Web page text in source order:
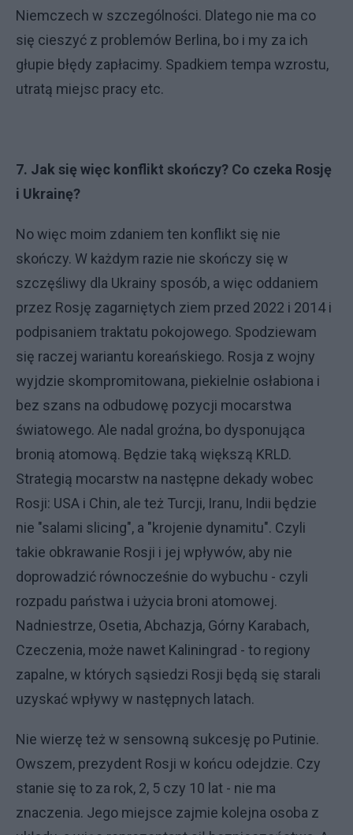
Niemczech w szczególności. Dlatego nie ma co
się cieszyć z problemów Berlina, bo i my za ich
głupie błędy zapłacimy. Spadkiem tempa wzrostu,
utratą miejsc pracy etc.
7. Jak się więc konflikt skończy? Co czeka Rosję
i Ukrainę?
No więc moim zdaniem ten konflikt się nie
skończy. W każdym razie nie skończy się w
szczęśliwy dla Ukrainy sposób, a więc oddaniem
przez Rosję zagarniętych ziem przed 2022 i 2014 i
podpisaniem traktatu pokojowego. Spodziewam
się raczej wariantu koreańskiego. Rosja z wojny
wyjdzie skompromitowana, piekielnie osłabiona i
bez szans na odbudowę pozycji mocarstwa
światowego. Ale nadal groźna, bo dysponująca
bronią atomową. Będzie taką większą KRLD.
Strategią mocarstw na następne dekady wobec
Rosji: USA i Chin, ale też Turcji, Iranu, Indii będzie
nie "salami slicing", a "krojenie dynamitu". Czyli
takie obkrawanie Rosji i jej wpływów, aby nie
doprowadzić równocześnie do wybuchu - czyli
rozpadu państwa i użycia broni atomowej.
Nadniestrze, Osetia, Abchazja, Górny Karabach,
Czeczenia, może nawet Kaliningrad - to regiony
zapalne, w których sąsiedzi Rosji będą się starali
uzyskać wpływy w następnych latach.
Nie wierzę też w sensowną sukcesję po Putinie.
Owszem, prezydent Rosji w końcu odejdzie. Czy
stanie się to za rok, 2, 5 czy 10 lat - nie ma
znaczenia. Jego miejsce zajmie kolejna osoba z